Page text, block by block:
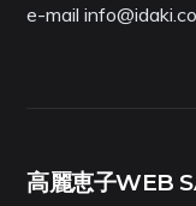
e-mail
高麗恵子WEB